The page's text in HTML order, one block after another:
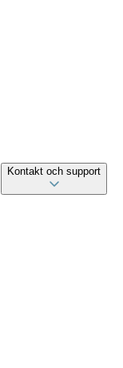
Kontakt och support